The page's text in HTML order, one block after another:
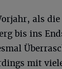
als die
bis ins
mit